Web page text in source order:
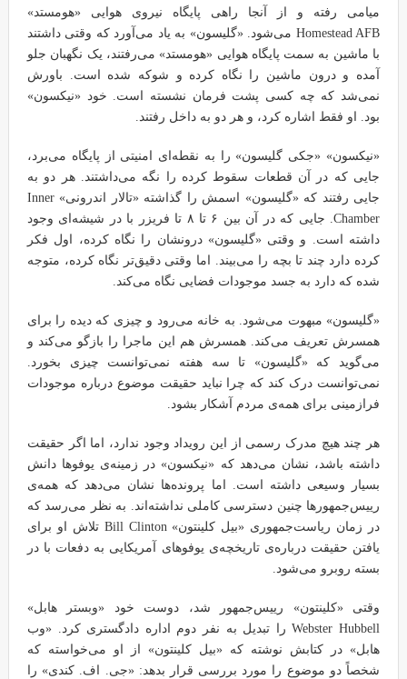
میامی رفته و از آنجا راهی پایگاه نیروی هوایی «هومستد»
Homestead AFB می‌شود. «گلیسون» به یاد می‌آورد که وقتی داشتند
با ماشین به سمت پایگاه هوایی «هومستد» می‌رفتند، یک نگهبان جلو
آمده و درون ماشین را نگاه کرده و شوکه شده است. باورش
نمی‌شد که چه کسی پشت فرمان نشسته است. خود «نیکسون»
بود. او فقط اشاره کرد، و هر دو به داخل رفتند.
«نیکسون» «جکی گلیسون» را به نقطه‌ای امنیتی از پایگاه می‌برد،
جایی که در آن قطعات سقوط کرده را نگه می‌داشتند. هر دو به
جایی رفتند که «گلیسون» اسمش را گذاشته «تالار اندرونی» Inner
Chamber. جایی که در آن بین ۶ تا ۸ تا فریزر با در شیشه‌ای وجود
داشته است. و وقتی «گلیسون» درونشان را نگاه کرده، اول فکر
کرده دارد چند تا بچه را می‌بیند. اما وقتی دقیق‌تر نگاه کرده، متوجه
شده که دارد به جسد موجودات فضایی نگاه می‌کند.
«گلیسون» مبهوت می‌شود. به خانه می‌رود و چیزی که دیده را برای
همسرش تعریف می‌کند. همسرش هم این ماجرا را بازگو می‌کند و
می‌گوید که «گلیسون» تا سه هفته نمی‌توانست چیزی بخورد.
نمی‌توانست درک کند که چرا نباید حقیقت موضوع درباره موجودات
فرازمینی برای همه‌ی مردم آشکار بشود.
هر چند هیچ مدرک رسمی از این رویداد وجود ندارد، اما اگر حقیقت
داشته باشد، نشان می‌دهد که «نیکسون» در زمینه‌ی یوفوها دانش
بسیار وسیعی داشته است. اما پرونده‌ها نشان می‌دهد که همه‌ی
رییس‌جمهورها چنین دسترسی کاملی نداشته‌اند. به نظر می‌رسد که
در زمان ریاست‌جمهوری «بیل کلینتون» Bill Clinton تلاش او برای
یافتن حقیقت درباره‌ی تاریخچه‌ی یوفوهای آمریکایی به دفعات با در
بسته روبرو می‌شود.
وقتی «کلینتون» رییس‌جمهور شد، دوست خود «وبستر هابل»
Webster Hubbell را تبدیل به نفر دوم اداره دادگستری کرد. «وب
هابل» در کتابش نوشته که «بیل کلینتون» از او می‌خواسته که
شخصاً دو موضوع را مورد بررسی قرار بدهد: «جی. اف. کندی» را